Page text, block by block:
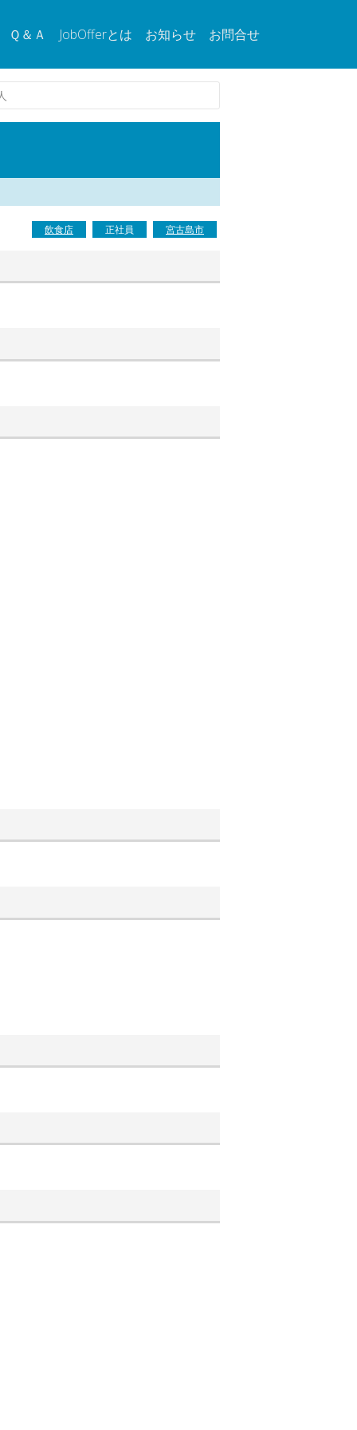
Ｑ＆Ａ JobOfferとは お知らせ お問合せ
飲食店 正社員 宮古島市